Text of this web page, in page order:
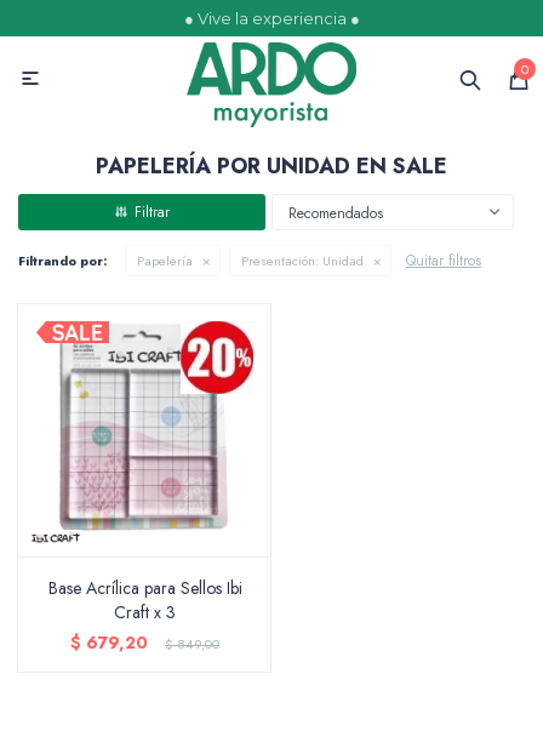
● Vive la experiencia ●
0

PAPELERÍA POR UNIDAD EN SALE
Recomendados
Filtrando por: Papelería Presentación: Unidad Quitar filtros
Base Acrílica para Sellos Ibi
Craft x 3
$ 679,20 $849,00
Ofertas Escolares
Golosinas
Papelería
Juguetería
Packing y Regalaría